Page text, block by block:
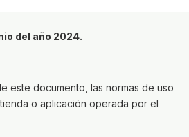
del año 2024.
este documento, las normas de uso
o aplicación operada por el